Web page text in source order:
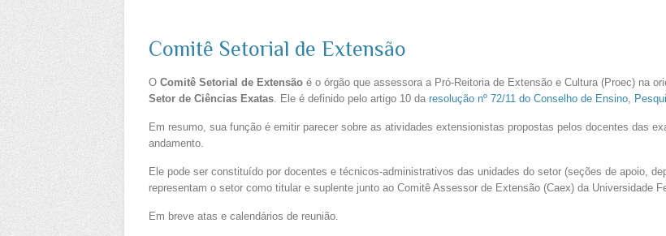
Comitê Setorial de Extensão
O Comitê Setorial de Extensão é o órgão que assessora a Pró-Reitoria de Extensão e Cultura (Proec) na
Setor de Ciências Exatas . Ele é definido pelo artigo 10 da resolução nº 72/11 do Conselho de Ensino,
Em resumo, sua função é emitir parecer sobre as atividades extensionistas propostas pelos docentes das
andamento.
Ele pode ser constituído por docentes e técnicos-administrativos das unidades do setor (seções de apoio,
representam o setor como titular e suplente junto ao Comitê Assessor de Extensão (Caex) da Universidade
Em breve atas e calendários de reunião.